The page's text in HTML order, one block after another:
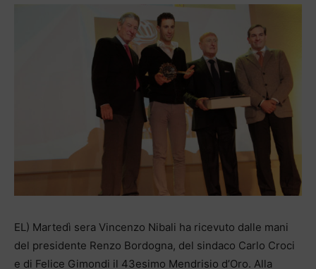
EL) Martedì sera Vincenzo Nibali ha ricevuto dalle mani
del presidente Renzo Bordogna, del sindaco Carlo Croci
e di Felice Gimondi il 43esimo Mendrisio d’Oro. Alla